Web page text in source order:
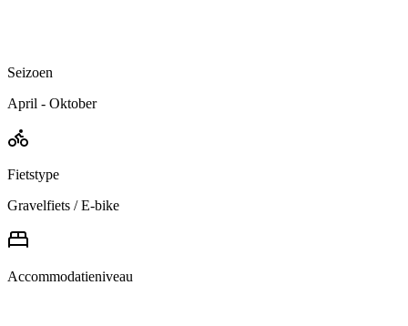
Seizoen
April - Oktober
Fietstype
Gravelfiets / E-bike
Accommodatieniveau